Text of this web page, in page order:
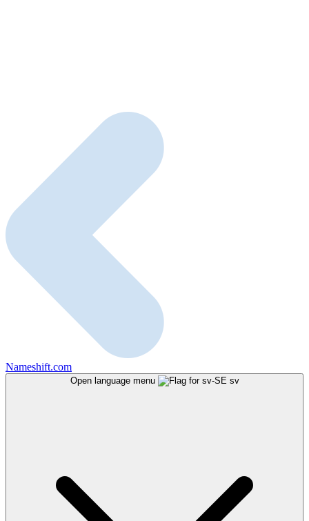
Nameshift.com
Open language menu sv